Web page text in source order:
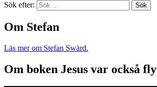
Sök efter:
Om Stefan
Läs mer om Stefan Swärd.
Om boken Jesus var också